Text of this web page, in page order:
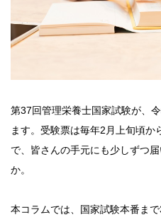
第37回管理栄養士国家試験が、
ます。受験票は毎年2月上旬頃
で、皆さんの手元にも少しずつ
か。
本コラムでは、国家試験本番ま